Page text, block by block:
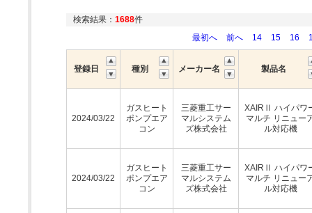
検索結果： 1688件
最初へ
前へ 14 15 16
登録日 種別 メーカー名 製品名
2024/03/22
ガスヒート
ポンプエア
コン
三菱重工サー
マルシステム
ズ株式会社
XAIRⅡ ハイパワ
マルチ リニュー
ル対応機
2024/03/22
ガスヒート
ポンプエア
コン
三菱重工サー
マルシステム
ズ株式会社
XAIRⅡ ハイパワ
マルチ リニュー
ル対応機